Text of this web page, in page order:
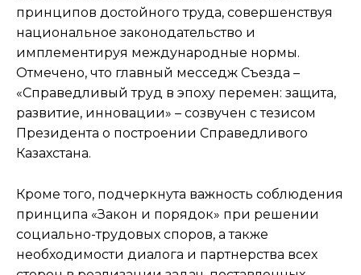
принципов достойного труда, совершенствуя
национальное законодательство и
имплементируя международные нормы.
Отмечено, что главный месседж Съезда –
«Справедливый труд в эпоху перемен: защита,
развитие, инновации» – созвучен с тезисом
Президента о построении Справедливого
Казахстана.
Кроме того, подчеркнута важность соблюдения
принципа «Закон и порядок» при решении
социально-трудовых споров, а также
необходимости диалога и партнерства всех